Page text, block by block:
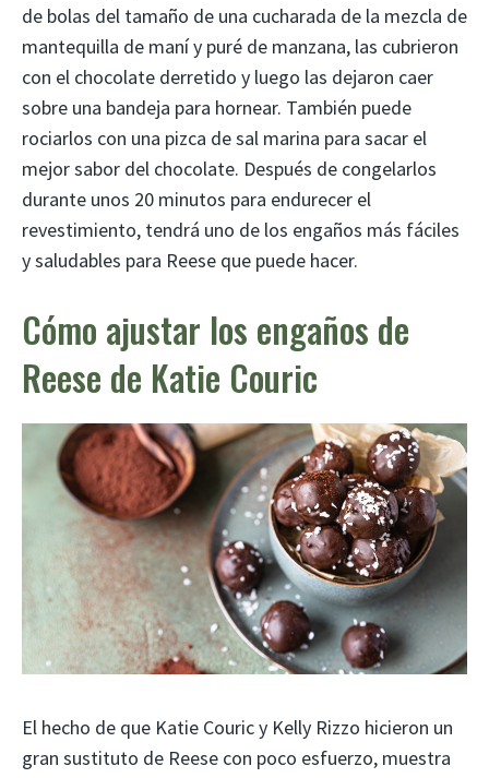
de bolas del tamaño de una cucharada de la mezcla de
mantequilla de maní y puré de manzana, las cubrieron
con el chocolate derretido y luego las dejaron caer
sobre una bandeja para hornear. También puede
rociarlos con una pizca de sal marina para sacar el
mejor sabor del chocolate. Después de congelarlos
durante unos 20 minutos para endurecer el
revestimiento, tendrá uno de los engaños más fáciles
y saludables para Reese que puede hacer.
Cómo ajustar los engaños de
Reese de Katie Couric
El hecho de que Katie Couric y Kelly Rizzo hicieron un
gran sustituto de Reese con poco esfuerzo, muestra